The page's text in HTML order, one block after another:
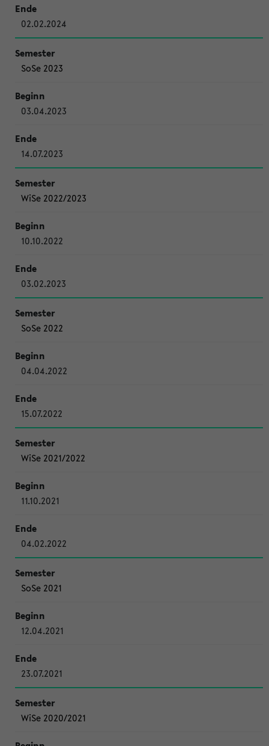
02.02.2024
SoSe 2023
03.04.2023
14.07.2023
WiSe 2022/2023
10.10.2022
03.02.2023
SoSe 2022
04.04.2022
15.07.2022
WiSe 2021/2022
11.10.2021
04.02.2022
SoSe 2021
12.04.2021
23.07.2021
WiSe 2020/2021